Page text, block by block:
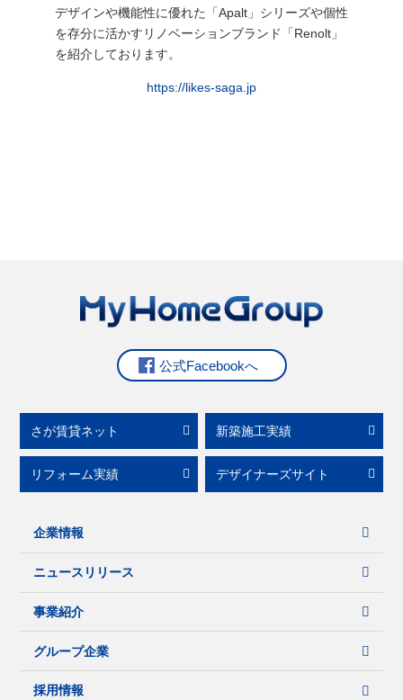
デザインや機能性に優れた「Apalt」シリーズや個性
を存分に活かすリノベーションブランド「Renolt」
を紹介しております。
https://likes-saga.jp
公式Facebookへ
さが賃貸ネット 新築施工実績
リフォーム実績 デザイナーズサイト
企業情報
ニュースリリース
事業紹介
グループ企業
採用情報